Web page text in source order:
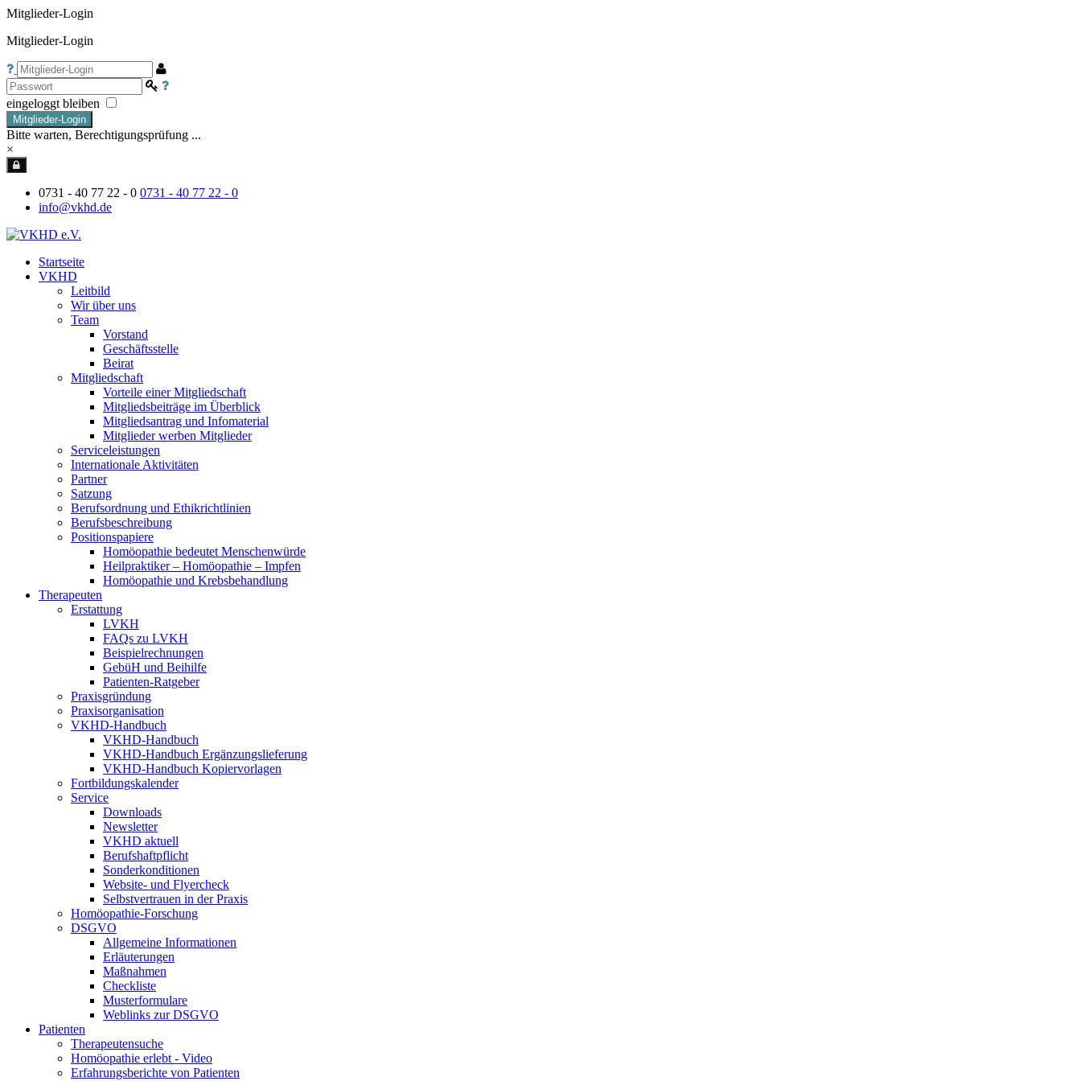
Mitglieder-Login
Mitglieder-Login
eingeloggt bleiben
Mitglieder-Login
Bitte warten, Berechtigungsprüfung ...
×
0731 - 40 77 22 - 0 0731 - 40 77 22 - 0
info@vkhd.de
Startseite
VKHD
Leitbild
Wir über uns
Team
Vorstand
Geschäftsstelle
Beirat
Mitgliedschaft
Vorteile einer Mitgliedschaft
Mitgliedsbeiträge im Überblick
Mitgliedsantrag und Infomaterial
Mitglieder werben Mitglieder
Serviceleistungen
Internationale Aktivitäten
Partner
Satzung
Berufsordnung und Ethikrichtlinien
Berufsbeschreibung
Positionspapiere
Homöopathie bedeutet Menschenwürde
Heilpraktiker – Homöopathie – Impfen
Homöopathie und Krebsbehandlung
Therapeuten
Erstattung
LVKH
FAQs zu LVKH
Beispielrechnungen
GebüH und Beihilfe
Patienten-Ratgeber
Praxisgründung
Praxisorganisation
VKHD-Handbuch
VKHD-Handbuch
VKHD-Handbuch Ergänzungslieferung
VKHD-Handbuch Kopiervorlagen
Fortbildungskalender
Service
Downloads
Newsletter
VKHD aktuell
Berufshaftpflicht
Sonderkonditionen
Website- und Flyercheck
Selbstvertrauen in der Praxis
Homöopathie-Forschung
DSGVO
Allgemeine Informationen
Erläuterungen
Maßnahmen
Checkliste
Musterformulare
Weblinks zur DSGVO
Patienten
Therapeutensuche
Homöopathie erlebt - Video
Erfahrungsberichte von Patienten